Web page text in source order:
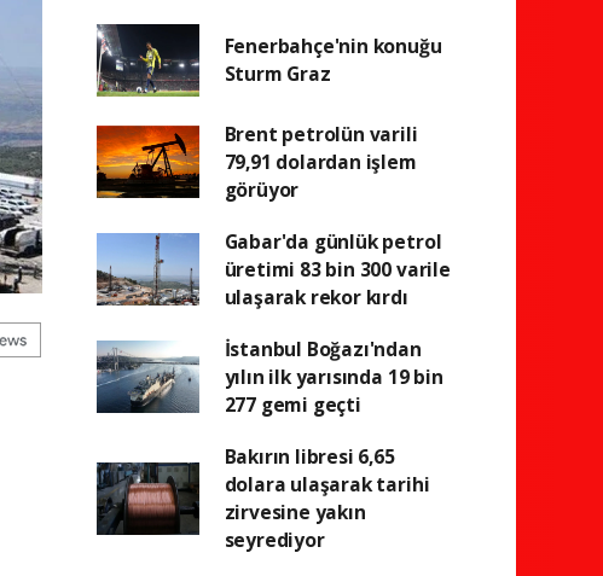
Fenerbahçe'nin konuğu
Sturm Graz
Brent petrolün varili
79,91 dolardan işlem
görüyor
Gabar'da günlük petrol
üretimi 83 bin 300 varile
ulaşarak rekor kırdı
İstanbul Boğazı'ndan
yılın ilk yarısında 19 bin
277 gemi geçti
Bakırın libresi 6,65
dolara ulaşarak tarihi
zirvesine yakın
seyrediyor